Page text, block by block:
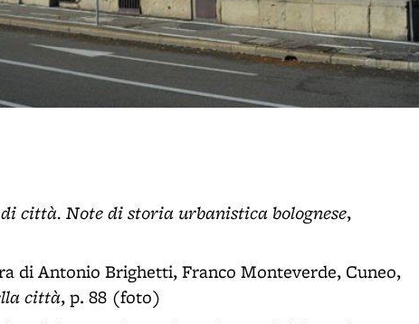
città. Note di storia urbanistica bolognese,
di Antonio Brighetti, Franco Monteverde, Cuneo,
città, p. 88 (foto)